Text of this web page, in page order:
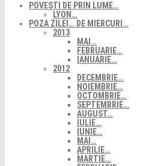
POVEȘTI DE PRIN LUME…
LYON…
POZA ZILEI… DE MIERCURI…
2013
MAI…
FEBRUARIE…
IANUARIE…
2012
DECEMBRIE…
NOIEMBRIE…
OCTOMBRIE…
SEPTEMBRIE…
AUGUST…
IULIE…
IUNIE…
MAI…
APRILIE…
MARTIE…